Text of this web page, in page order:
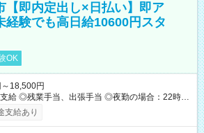
【即内定出し×日払い】即ア
経験でも高日給10600円スタ
OK
18,500円
給 ◎残業手当、出張手当 ◎夜勤の場合：22時～
与 ◎日払い・週払い可(希望者／条件有) ◎社食あ
支給あり